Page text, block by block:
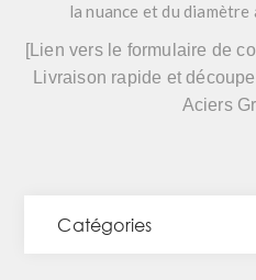
la nuance et du
[Lien vers le formulaire de
Livraison rapide et
Aciers
Catégories